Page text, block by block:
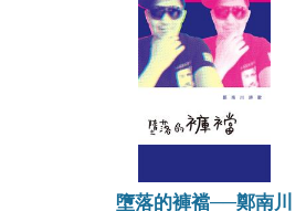
墮落的褲襠──鄭南川